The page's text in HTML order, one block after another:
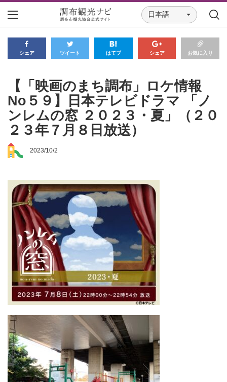
日本語
シェア ツイート はてブ シェア お気に入り
【「映画のまち調布」ロケ情報
No５９】日本テレビドラマ 「ノ
ンレムの窓 ２０２３・夏」（２０
２３年７月８日放送）
2023/10/2